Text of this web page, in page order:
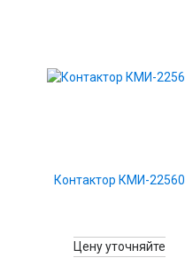
Контактор КМИ-22560
Цену уточняйте